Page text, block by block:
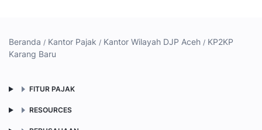
Beranda Kantor Pajak Kantor Wilayah DJP Aceh
KP2KP
Karang Baru
FITUR PAJAK
RESOURCES